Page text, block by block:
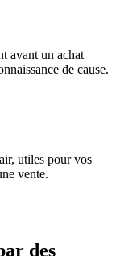
avant un achat
de cause.
utiles pour vos
vente.
des